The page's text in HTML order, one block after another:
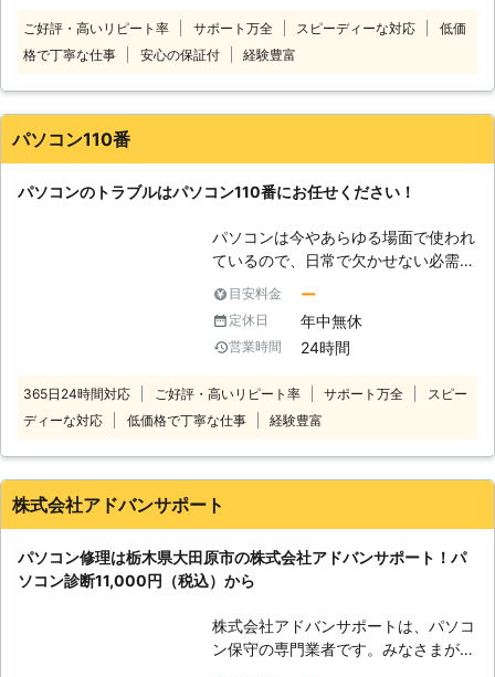
ているといったパソコントラブルはな
かなか自分で解決することが難しいで
パソコンの修理やデータ復旧を3,000
件近くこなしている実績豊富な修理業
ひお気軽にご連絡ください。
ご好評・高いリピート率 サポート万全 スピーディーな対応
低価
格で丁寧な仕事
安心の保証付 経験豊富
パソコン110番
パソコンのトラブルはパソコン110番にお任せください！
パソコンは今やあらゆる場面で使われ
ているので、日常で欠かせない必需品
です。しかし、パソコンの寿命は無限
ではありません。 パソコンには様々
なトラブルが発生する可能性がありま
す。 そんなパソコントラブルの一例
起動しなくなった ・ブルースクリー
ンで動かない ・ハードディスクのデ
気軽にご相談下さい。 弊社運営サイ
実績があります！その中でも多くのお
客様から高い評価をいただきました。
さまのトラブルを解決いたします。受
付は24時間365日、日本全国で対応
目安料金 ー
定休日 年中無休
営業時間 24時間
365日24時間対応 ご好評・高いリピート率 サポート万全
スピー
ディーな対応
低価格で丁寧な仕事 経験豊富
株式会社アドバンサポート
パソコン修理は栃木県大田原市の株式会社アドバンサポート！パ
ソコン診断11,000円（税込）から
株式会社アドバンサポートは、パソコ
ン保守の専門業者です。みなさまがパ